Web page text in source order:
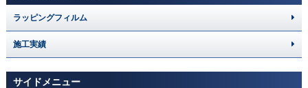
ラッピングフィルム
施工実績
サイドメニュー